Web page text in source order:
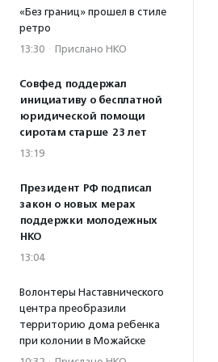
«Без границ» прошел в стиле
ретро
13:30 · Прислано НКО
Совфед поддержал
инициативу о бесплатной
юридической помощи
сиротам старше 23 лет
13:19
Президент РФ подписал
закон о новых мерах
поддержки молодежных
НКО
13:04
Волонтеры Наставнического
центра преобразили
территорию дома ребенка
при колонии в Можайске